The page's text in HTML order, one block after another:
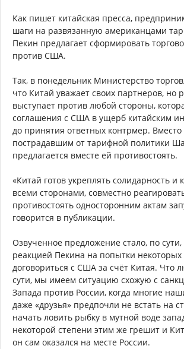
Как пишет китайская пресса,
шаги на развязанную американцами
Пекин предлагает сформировать
против США.
Так, в понедельник Министерство
что Китай уважает своих партнеров, но
выступает против любой стороны,
соглашения с США в ущерб китайским
до принятия ответных контрмер. Вместо
пострадавшим от тарифной политики
предлагается вместе ей противостоять.
«Китай готов укреплять солидарность
всеми сторонами, совместно
противостоять односторонним актам
говорится в публикации.
Озвученное предложение стало, по
реакцией Пекина на попытки некоторых
договориться с США за счёт Китая. Что
сути, мы имеем ситуацию схожую с
Запада против России, когда многие
даже «друзья» предпочли не встать на
начать ловить рыбку в мутной воде
некоторой степени этим же грешит и
он сам оказался на месте России.